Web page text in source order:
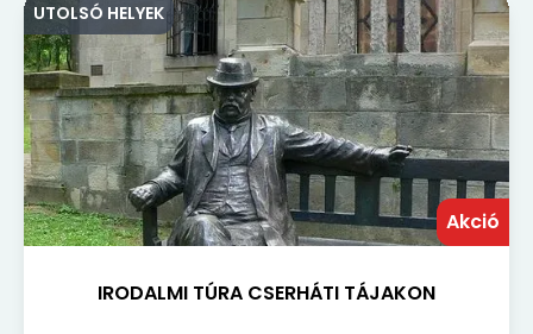
Akció
UTOLSÓ HELYEK
IRODALMI TÚRA CSERHÁTI TÁJAKON